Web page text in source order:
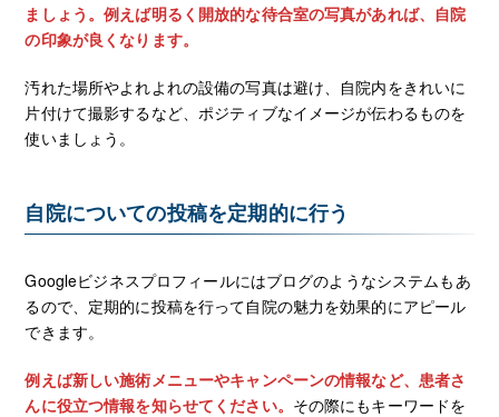
ましょう。例えば明るく開放的な待合室の写真があれば、自院
の印象が良くなります。
汚れた場所やよれよれの設備の写真は避け、自院内をきれいに
片付けて撮影するなど、ポジティブなイメージが伝わるものを
使いましょう。
自院についての投稿を定期的に行う
Googleビジネスプロフィールにはブログのようなシステムもあ
るので、定期的に投稿を行って自院の魅力を効果的にアピール
できます。
例えば新しい施術メニューやキャンペーンの情報など、患者さ
んに役立つ情報を知らせてください。 その際にもキーワードを